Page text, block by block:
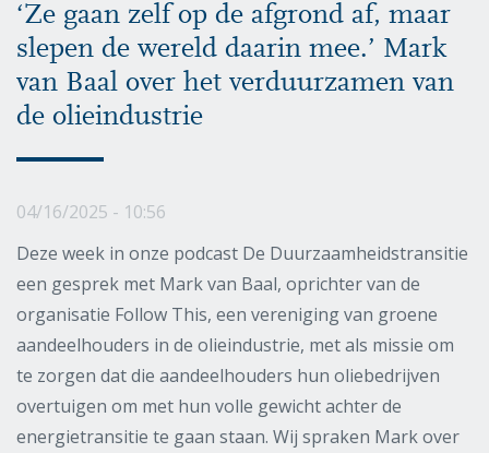
‘Ze gaan zelf op de afgrond af, maar
slepen de wereld daarin mee.’ Mark
van Baal over het verduurzamen van
de olieindustrie
04/16/2025 - 10:56
Deze week in onze podcast De Duurzaamheidstransitie
een gesprek met Mark van Baal, oprichter van de
organisatie Follow This, een vereniging van groene
aandeelhouders in de olieindustrie, met als missie om
te zorgen dat die aandeelhouders hun oliebedrijven
overtuigen om met hun volle gewicht achter de
energietransitie te gaan staan. Wij spraken Mark over